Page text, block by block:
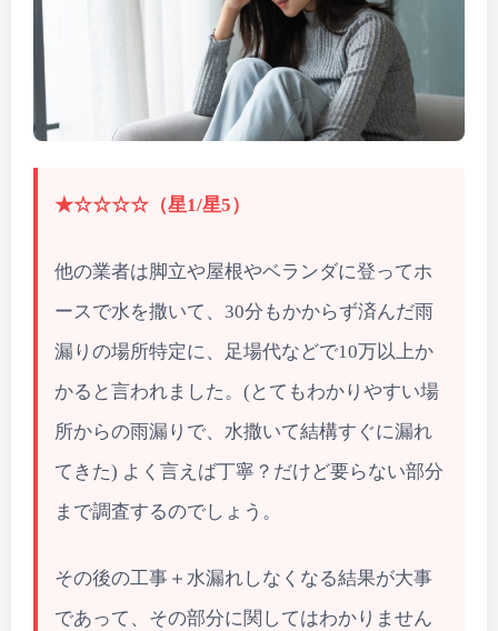
★☆☆☆☆（星1/星5）
他の業者は脚立や屋根やベランダに登ってホ
ースで水を撒いて、30分もかからず済んだ雨
漏りの場所特定に、足場代などで10万以上か
かると言われました。 (とてもわかりやすい場
所からの雨漏りで、水撒いて結構すぐに漏れ
てきた) よく言えば丁寧？だけど要らない部分
まで調査するのでしょう。
その後の工事＋水漏れしなくなる結果が大事
であって、その部分に関してはわかりません